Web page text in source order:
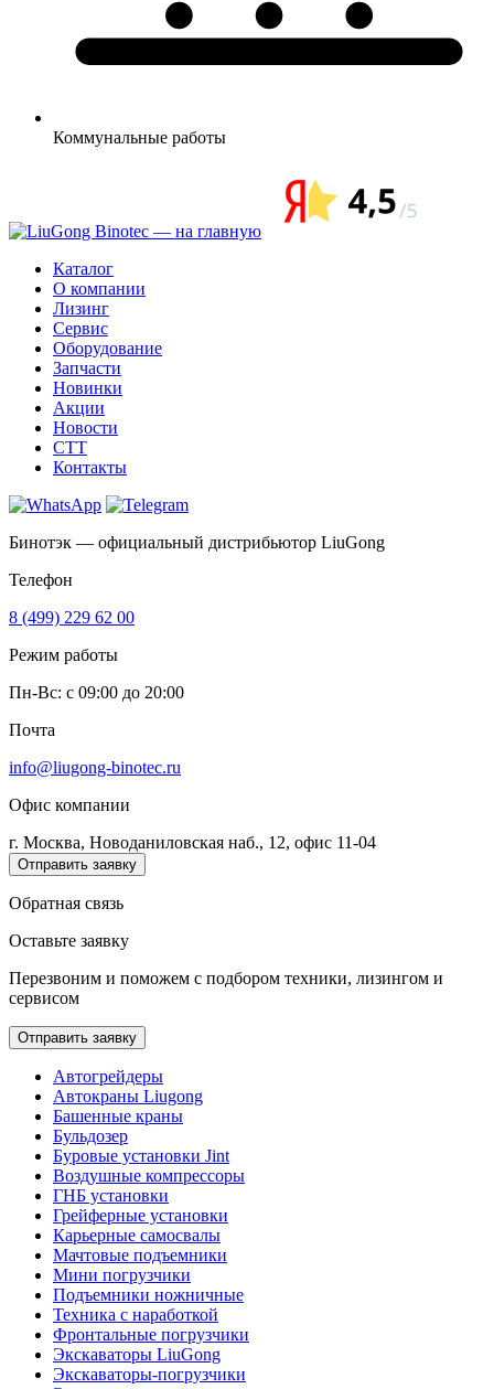
Коммунальные работы
Каталог
О компании
Лизинг
Сервис
Оборудование
Запчасти
Новинки
Акции
Новости
CTT
Контакты
Бинотэк — официальный дистрибьютор LiuGong
Телефон
8 (499) 229 62 00
Режим работы
Пн-Вс: c 09:00 до 20:00
Почта
info@liugong-binotec.ru
Офис компании
г. Москва, Новоданиловская наб., 12, офис 11-04
Отправить заявку
Обратная связь
Оставьте заявку
Перезвоним и поможем с подбором техники, лизингом и
сервисом
Отправить заявку
Автогрейдеры
Автокраны Liugong
Башенные краны
Бульдозер
Буровые установки Jint
Воздушные компрессоры
ГНБ установки
Грейферные установки
Карьерные самосвалы
Мачтовые подъемники
Мини погрузчики
Подъемники ножничные
Техника с наработкой
Фронтальные погрузчики
Экскаваторы LiuGong
Экскаваторы-погрузчики